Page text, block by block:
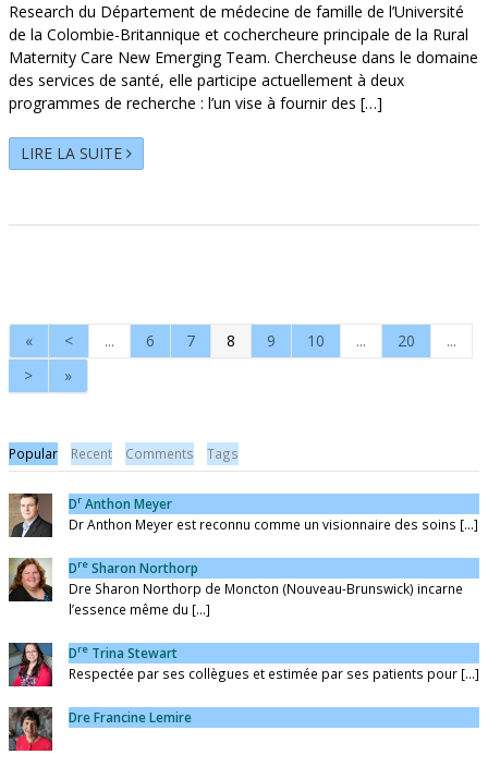
Research du Département de médecine de famille de l’Université
de la Colombie-Britannique et cochercheure principale de la Rural
Maternity Care New Emerging Team. Chercheuse dans le domaine
des services de santé, elle participe actuellement à deux
programmes de recherche : l’un vise à fournir des […]
LIRE LA SUITE
« < ... 6 7 8 9 10 ... 20
...
>
»
Popular Recent Comments Tags
Dr Anthon Meyer
Dr Anthon Meyer est reconnu comme un visionnaire des soins [...]
Dre Sharon Northorp
Dre Sharon Northorp de Moncton (Nouveau-Brunswick) incarne
l’essence même du [...]
Dre Trina Stewart
Respectée par ses collègues et estimée par ses patients pour [...]
Dre Francine Lemire